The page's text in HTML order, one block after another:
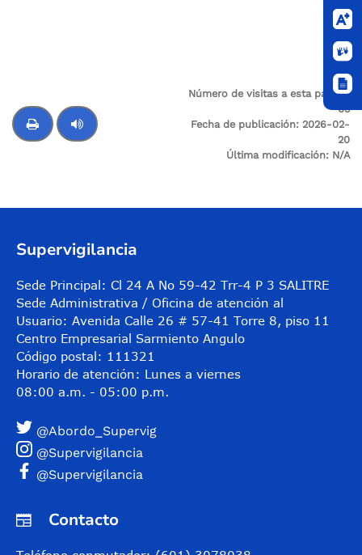
Número de visitas a esta página:
63
Fecha de publicación: 2026-02-
20
Última modificación: N/A
Supervigilancia
Sede Principal: Cl 24 A No 59-42 Trr-4 P 3 SALITRE
Sede Administrativa / Oficina de atención al
Usuario: Avenida Calle 26 # 57-41 Torre 8, piso 11
Centro Empresarial Sarmiento Angulo
Código postal: 111321
Horario de atención: Lunes a viernes
08:00 a.m. - 05:00 p.m.
@Abordo_Supervig
@Supervigilancia
@Supervigilancia
Contacto